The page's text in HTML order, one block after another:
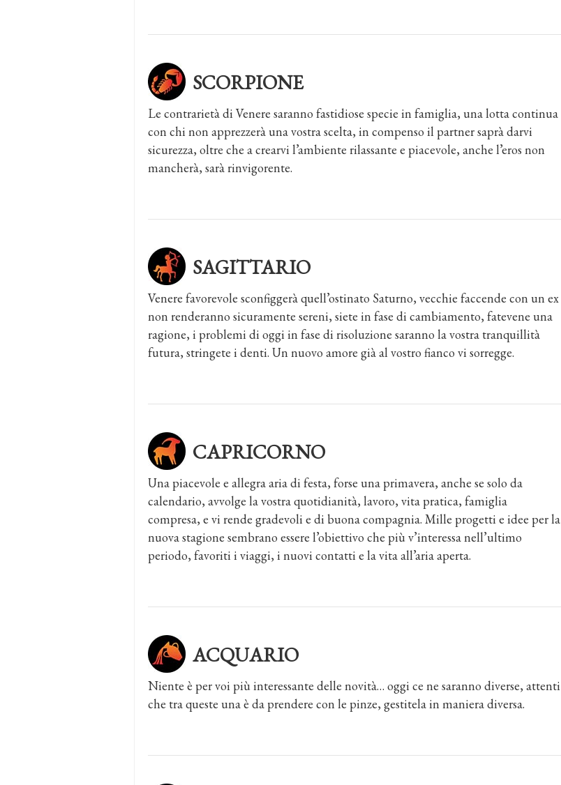
SCORPIONE
Le contrarietà di Venere saranno fastidiose specie in famiglia, una lotta continua
con chi non apprezzerà una vostra scelta, in compenso il partner saprà darvi
sicurezza, oltre che a crearvi l’ambiente rilassante e piacevole, anche l’eros non
mancherà, sarà rinvigorente.
SAGITTARIO
Venere favorevole sconfiggerà quell’ostinato Saturno, vecchie faccende con un ex
non renderanno sicuramente sereni, siete in fase di cambiamento, fatevene una
ragione, i problemi di oggi in fase di risoluzione saranno la vostra tranquillità
futura, stringete i denti. Un nuovo amore già al vostro fianco vi sorregge.
CAPRICORNO
Una piacevole e allegra aria di festa, forse una primavera, anche se solo da
calendario, avvolge la vostra quotidianità, lavoro, vita pratica, famiglia
compresa, e vi rende gradevoli e di buona compagnia. Mille progetti e idee per la
nuova stagione sembrano essere l’obiettivo che più v’interessa nell’ultimo
periodo, favoriti i viaggi, i nuovi contatti e la vita all’aria aperta.
ACQUARIO
Niente è per voi più interessante delle novità… oggi ce ne saranno diverse, attenti
che tra queste una è da prendere con le pinze, gestitela in maniera diversa.